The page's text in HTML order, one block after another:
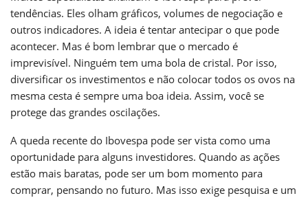
tendências. Eles olham gráficos, volumes de negociação e
outros indicadores. A ideia é tentar antecipar o que pode
acontecer. Mas é bom lembrar que o mercado é
imprevisível. Ninguém tem uma bola de cristal. Por isso,
diversificar os investimentos e não colocar todos os ovos na
mesma cesta é sempre uma boa ideia. Assim, você se
protege das grandes oscilações.
A queda recente do Ibovespa pode ser vista como uma
oportunidade para alguns investidores. Quando as ações
estão mais baratas, pode ser um bom momento para
comprar, pensando no futuro. Mas isso exige pesquisa e um